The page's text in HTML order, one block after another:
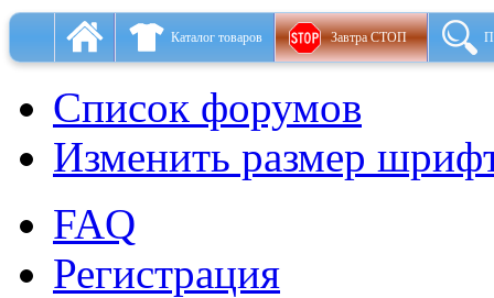
Каталог товаров Завтра СТОП
Список форумов
Изменить размер
FAQ
Регистрация